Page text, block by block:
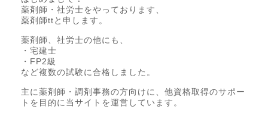
薬剤師・社労士をやっております、
薬剤師ttと申します。
薬剤師、社労士の他にも、
・宅建士
・FP2級
など複数の試験に合格しました。
主に薬剤師・調剤事務の方向けに、他資格取得のサポー
トを目的に当サイトを運営しています。